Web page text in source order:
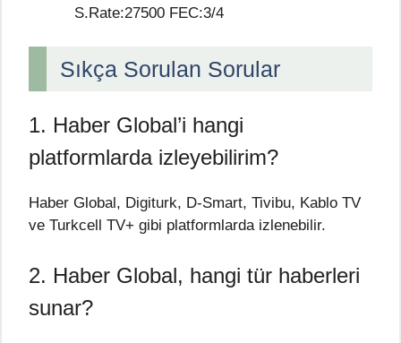
S.Rate:27500 FEC:3/4
Sıkça Sorulan Sorular
1. Haber Global’i hangi
platformlarda izleyebilirim?
Haber Global, Digiturk, D-Smart, Tivibu, Kablo TV
ve Turkcell TV+ gibi platformlarda izlenebilir.
2. Haber Global, hangi tür haberleri
sunar?